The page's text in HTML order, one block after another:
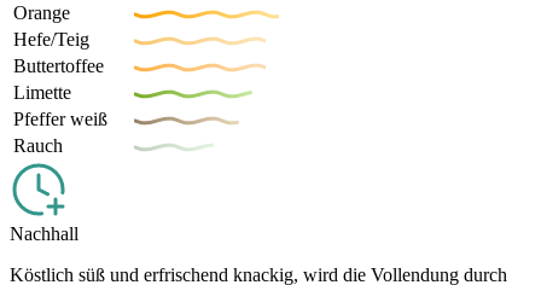
Orange
Hefe/Teig
Buttertoffee
Limette
Pfeffer weiß
Rauch
Nachhall
Köstlich süß und erfrischend knackig, wird die Vollendung durch